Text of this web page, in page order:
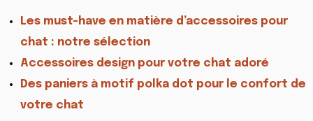
Les must-have en matière d’accessoires pour
chat : notre sélection
Accessoires design pour votre chat adoré
Des paniers à motif polka dot pour le confort de
votre chat